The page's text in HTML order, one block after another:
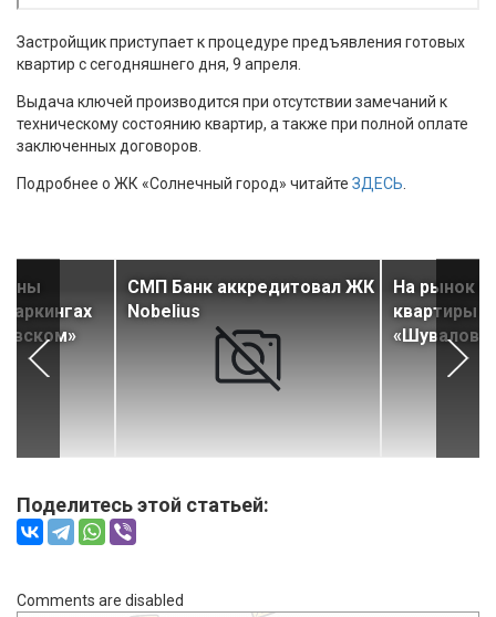
Застройщик приступает к процедуре предъявления готовых
квартир с сегодняшнего дня, 9 апреля.
Выдача ключей производится при отсутствии замечаний к
техническому состоянию квартир, а также при полной оплате
заключенных договоров.
Подробнее о ЖК «Солнечный город» читайте ЗДЕСЬ
СМП Банк аккредитовал ЖК
Nobelius
На рынок
квартиры
Поделитесь этой статьей:
Comments are disabled